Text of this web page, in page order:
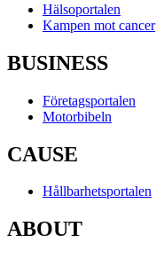
Hälsoportalen
Kampen mot cancer
BUSINESS
Företagsportalen
Motorbibeln
CAUSE
Hållbarhetsportalen
ABOUT